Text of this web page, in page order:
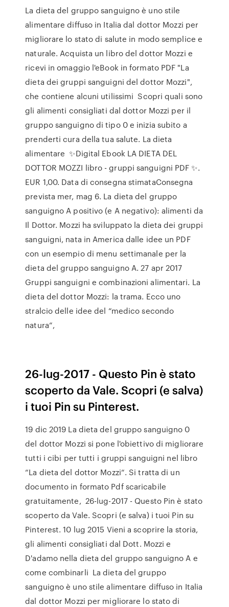
La dieta del gruppo sanguigno è uno stile
alimentare diffuso in Italia dal dottor Mozzi per
migliorare lo stato di salute in modo semplice e
naturale. Acquista un libro del dottor Mozzi e
ricevi in omaggio l'eBook in formato PDF "La
dieta dei gruppi sanguigni del dottor Mozzi",
che contiene alcuni utilissimi Scopri quali sono
gli alimenti consigliati dal dottor Mozzi per il
gruppo sanguigno di tipo 0 e inizia subito a
prenderti cura della tua salute. La dieta
alimentare ✨Digital Ebook LA DIETA DEL
DOTTOR MOZZI libro - gruppi sanguigni PDF ✨.
EUR 1,00. Data di consegna stimataConsegna
prevista mer, mag 6. La dieta del gruppo
sanguigno A positivo (e A negativo): alimenti da
Il Dottor. Mozzi ha sviluppato la dieta dei gruppi
sanguigni, nata in America dalle idee un PDF
con un esempio di menu settimanale per la
dieta del gruppo sanguigno A. 27 apr 2017
Gruppi sanguigni e combinazioni alimentari. La
dieta del dottor Mozzi: la trama. Ecco uno
stralcio delle idee del “medico secondo
natura“,
26-lug-2017 - Questo Pin è stato
scoperto da Vale. Scopri (e salva)
i tuoi Pin su Pinterest.
19 dic 2019 La dieta del gruppo sanguigno 0
del dottor Mozzi si pone l'obiettivo di migliorare
tutti i cibi per tutti i gruppi sanguigni nel libro
“La dieta del dottor Mozzi“. Si tratta di un
documento in formato Pdf scaricabile
gratuitamente, 26-lug-2017 - Questo Pin è stato
scoperto da Vale. Scopri (e salva) i tuoi Pin su
Pinterest. 10 lug 2015 Vieni a scoprire la storia,
gli alimenti consigliati dal Dott. Mozzi e
D'adamo nella dieta del gruppo sanguigno A e
come combinarli La dieta del gruppo
sanguigno è uno stile alimentare diffuso in Italia
dal dottor Mozzi per migliorare lo stato di